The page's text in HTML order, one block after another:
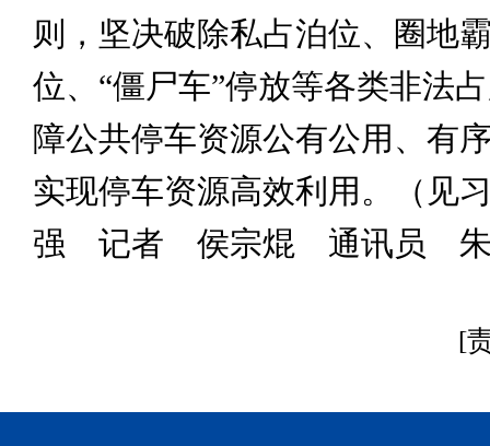
则，坚决破除私占泊位、圈地
位、“僵尸车”停放等各类非法
障公共停车资源公有公用、有
实现停车资源高效利用。（见
强 记者 侯宗焜 通讯员 朱
[